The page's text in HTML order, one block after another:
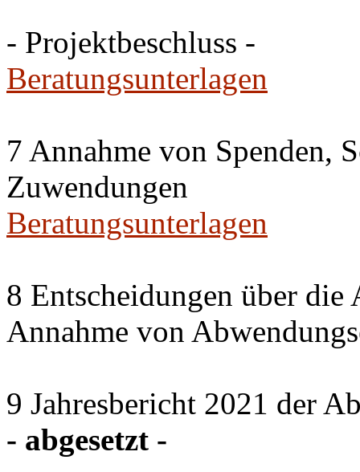
- Projektbeschluss -
Beratungsunterlagen
7 Annahme von Spenden,
Zuwendungen
Beratungsunterlagen
8 Entscheidungen über
Annahme von
9 Jahresbericht 2021 der
- abgesetzt -